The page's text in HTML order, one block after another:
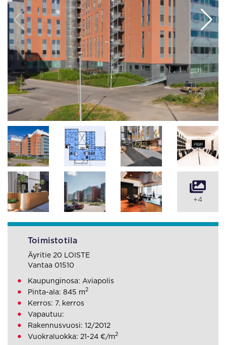
+4
Toimistotila
Äyritie 20 LOISTE
Vantaa 01510
Kaupunginosa: Aviapolis
Pinta-ala: 845 m2
Kerros: 7. kerros
Vapautuu:
Rakennusvuosi: 12/2012
Vuokraluokka: 21-24 €/m2